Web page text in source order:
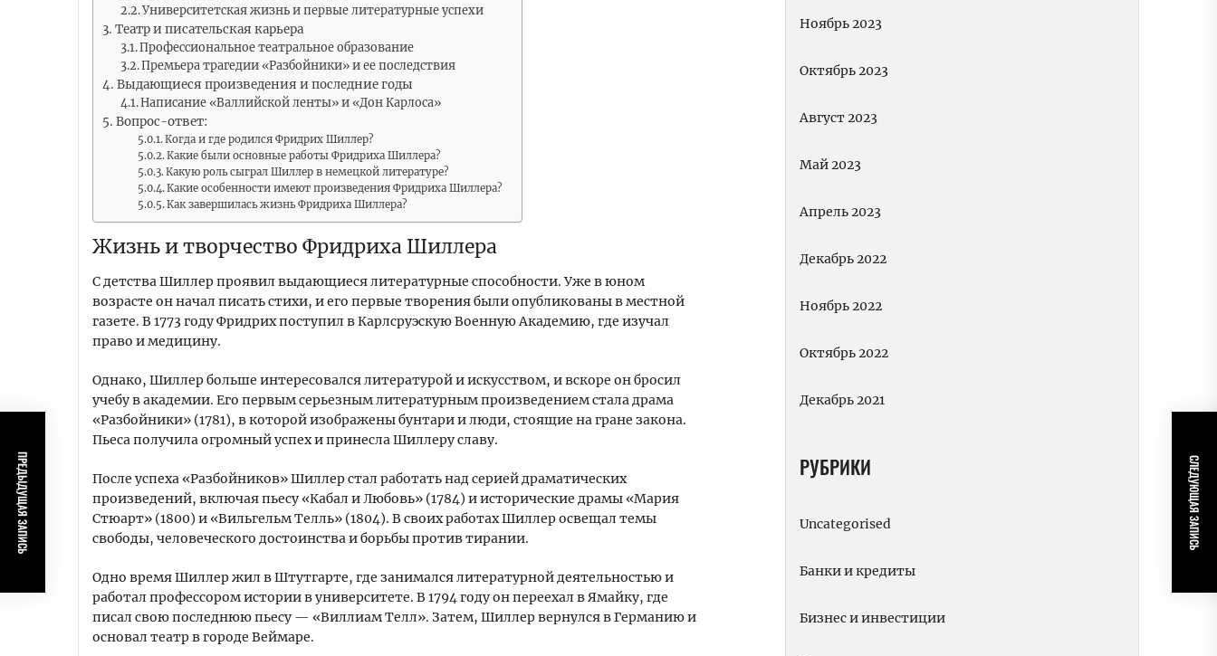
Университетская жизнь и первые литературные успехи
Театр и писательская карьера
Профессиональное театральное образование
Премьера трагедии «Разбойники» и ее последствия
Выдающиеся произведения и последние годы
Написание «Валлийской ленты» и «Дон Карлоса»
Вопрос-ответ:
Когда и где родился Фридрих Шиллер?
Какие были основные работы Фридриха Шиллера?
Какую роль сыграл Шиллер в немецкой литературе?
Какие особенности имеют произведения Фридриха Шиллера?
Как завершилась жизнь Фридриха Шиллера?
Жизнь и творчество Фридриха Шиллера
С детства Шиллер проявил выдающиеся литературные способности. Уже в юном
возрасте он начал писать стихи, и его первые творения были опубликованы в местной
газете. В 1773 году Фридрих поступил в Карлсруэскую Военную Академию, где изучал
право и медицину.
Однако, Шиллер больше интересовался литературой и искусством, и вскоре он бросил
учебу в академии. Его первым серьезным литературным произведением стала драма
«Разбойники» (1781), в которой изображены бунтари и люди, стоящие на гране закона.
Пьеса получила огромный успех и принесла Шиллеру славу.
После успеха «Разбойников» Шиллер стал работать над серией драматических
произведений, включая пьесу «Кабал и Любовь» (1784) и исторические драмы «Мария
Стюарт» (1800) и «Вильгельм Телль» (1804). В своих работах Шиллер освещал темы
свободы, человеческого достоинства и борьбы против тирании.
Одно время Шиллер жил в Штутгарте, где занимался литературной деятельностью и
работал профессором истории в университете. В 1794 году он переехал в Ямайку, где
писал свою последнюю пьесу — «Виллиам Телл». Затем, Шиллер вернулся в Германию и
основал театр в городе Веймаре.
ПРЕДЫДУЩАЯ ЗАПИСЬ СЛЕДУЮЩАЯ ЗАПИСЬ
Ноябрь 2023
Октябрь 2023
Август 2023
Май 2023
Апрель 2023
Декабрь 2022
Ноябрь 2022
Октябрь 2022
Декабрь 2021
РУБРИКИ
Uncategorised
Банки и кредиты
Бизнес и инвестиции